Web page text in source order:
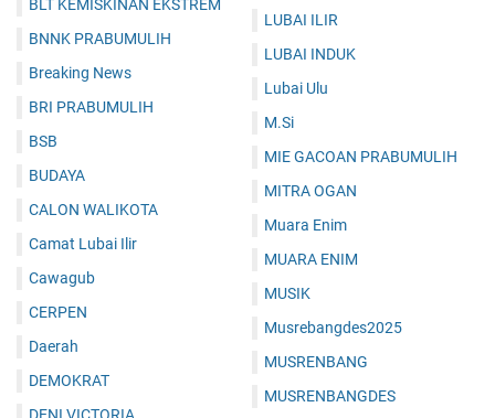
BLT KEMISKINAN EKSTREM
BNNK PRABUMULIH
Breaking News
BRI PRABUMULIH
BSB
BUDAYA
CALON WALIKOTA
Camat Lubai Ilir
Cawagub
CERPEN
Daerah
DEMOKRAT
LUBAI ILIR
LUBAI INDUK
Lubai Ulu
M.Si
MIE GACOAN PRABUMULIH
MITRA OGAN
Muara Enim
MUARA ENIM
MUSIK
Musrebangdes2025
MUSRENBANG
MUSRENBANGDES